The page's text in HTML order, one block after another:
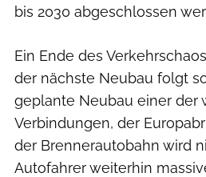
bis 2030 abgeschlossen
Ein Ende des
der nächste Neubau folgt
geplante Neubau einer der
Verbindungen, der
der Brennerautobahn wird
Autofahrer weiterhin